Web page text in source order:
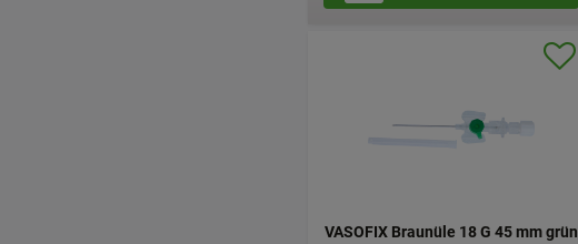
VASOFIX Braunüle 18 G 45 mm grün